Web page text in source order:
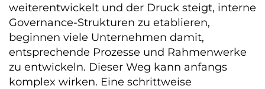
weiterentwickelt und der Druck steigt, interne
Governance-Strukturen zu etablieren,
beginnen viele Unternehmen damit,
entsprechende Prozesse und Rahmenwerke
zu entwickeln. Dieser Weg kann anfangs
komplex wirken. Eine schrittweise